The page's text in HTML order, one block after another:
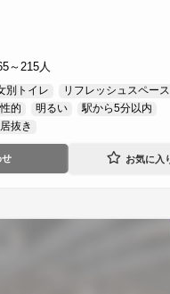
～215人
別トイレ
リフレッシュスペース
的 明るい
駅から5分以内
居抜き
せ